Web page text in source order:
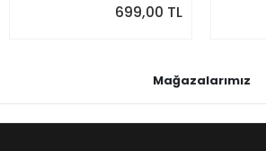
699,00 TL
Mağazalarımız